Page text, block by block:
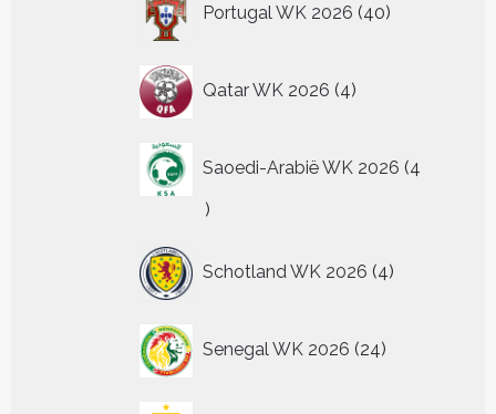
Portugal WK 2026 40
producten
Qatar WK 2026 4
producten
Saoedi-Arabië WK 2026 4
4
Schotland WK 2026 4
producten
Senegal WK 2026 24
producten